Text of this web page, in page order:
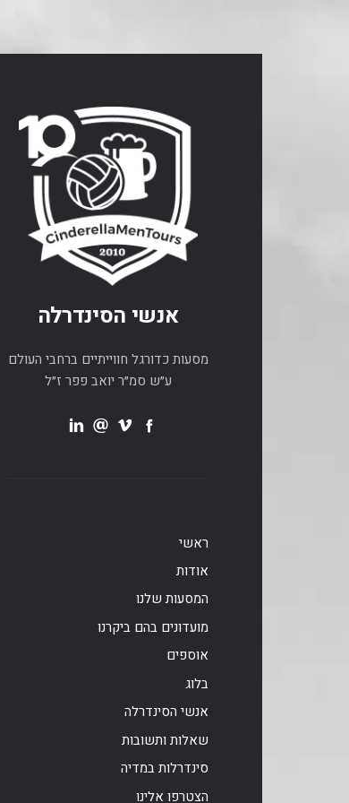
אנשי הסינדרלה
מסעות כדורגל חווייתיים ברחבי העולם
ע״ש סמ״ר יואב פפר ז״ל
ראשי
אודות
המסעות שלנו
מועדונים בהם ביקרנו
אוספים
בלוג
אנשי הסינדרלה
שאלות ותשובות
סינדרלות במדיה
הצטרפו אלינו